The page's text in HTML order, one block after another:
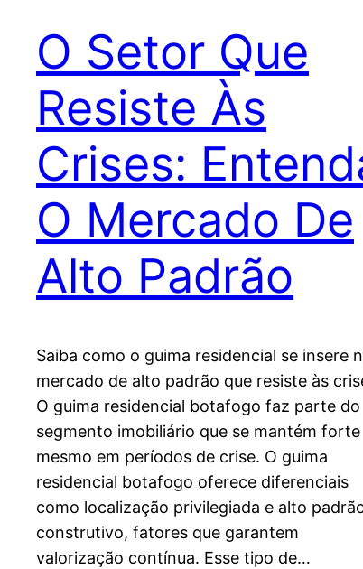
O Setor Que
Resiste Às
Crises:
O Mercado De
Alto Padrão
Saiba como o guima residencial se insere
mercado de alto padrão que resiste às
O guima residencial botafogo faz parte do
segmento imobiliário que se mantém forte
mesmo em períodos de crise. O guima
residencial botafogo oferece diferenciais
como localização privilegiada e alto
construtivo, fatores que garantem
valorização contínua. Esse tipo de…